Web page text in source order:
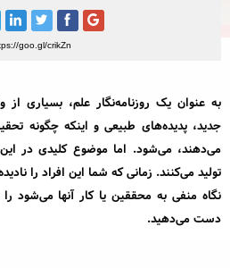
رپورتاژ آگهی
محبوب‌ترین
داغ‌ترین
goo.gl/crikZn
به عنوان یک روزنامه‌نگار علم، بسیاری
جدید، پدیده‌های طبیعی و اینکه چگونه
می‌دهند، می‌شود. اما موضوع کلیدی در
تولید می‌کنند. زمانی که شما این افراد را
نگاه منفی به محققین یا کار آنها می‌شود
دست می‌دهید.